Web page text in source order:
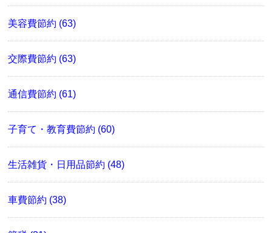
美容費節約 (63)
交際費節約 (63)
通信費節約 (61)
子育て・教育費節約 (60)
生活雑貨・日用品節約 (48)
車費節約 (38)